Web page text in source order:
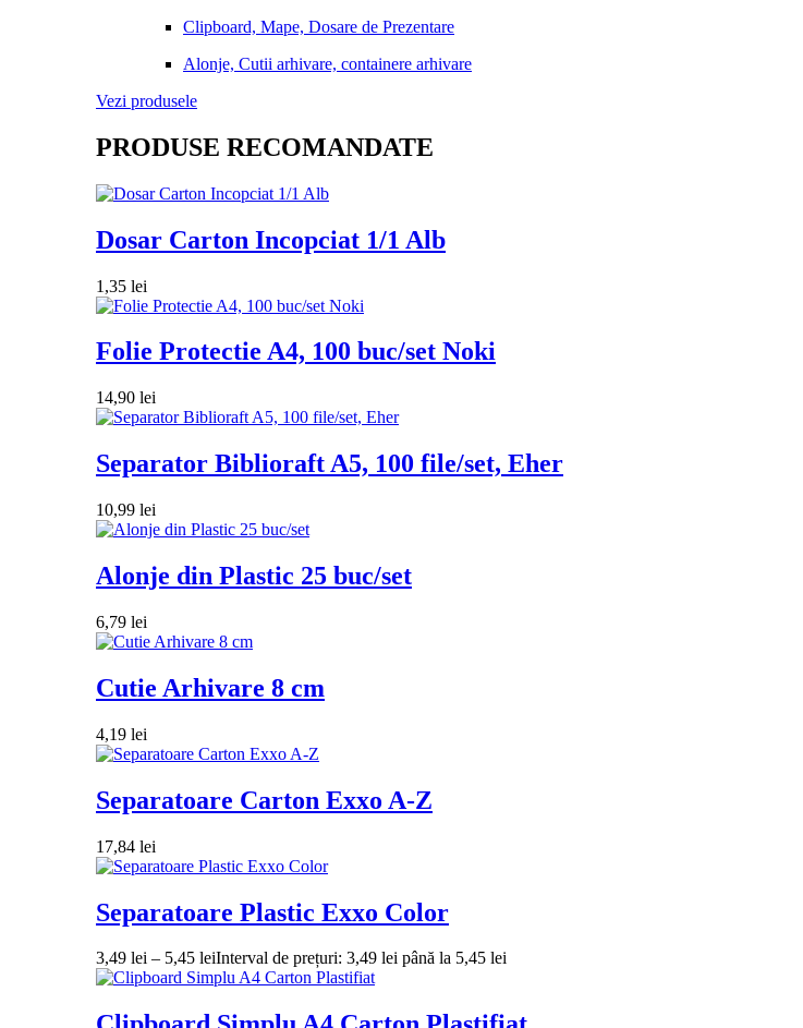
Clipboard, Mape, Dosare de Prezentare
Alonje, Cutii arhivare, containere arhivare
Vezi produsele
PRODUSE RECOMANDATE
Dosar Carton Incopciat 1/1 Alb
1,35 lei
Folie Protectie A4, 100 buc/set Noki
14,90 lei
Separator Biblioraft A5, 100 file/set, Eher
10,99 lei
Alonje din Plastic 25 buc/set
6,79 lei
Cutie Arhivare 8 cm
4,19 lei
Separatoare Carton Exxo A-Z
17,84 lei
Separatoare Plastic Exxo Color
3,49 lei – 5,45 leiInterval de prețuri: 3,49 lei până la 5,45 lei